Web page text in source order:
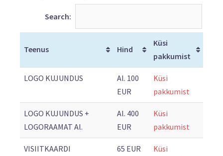
Search:
Teenus Hind
Küsi
pakkumist
LOGO KUJUNDUS
Al. 100
EUR
Küsi
pakkumist
LOGO KUJUNDUS +
LOGORAAMAT Al.
Al. 400
EUR
Küsi
pakkumist
VISIITKAARDI
65 EUR
Küsi